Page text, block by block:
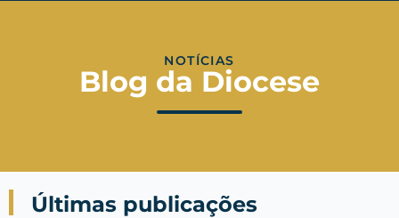
NOTÍCIAS
Blog da Diocese
Últimas publicações